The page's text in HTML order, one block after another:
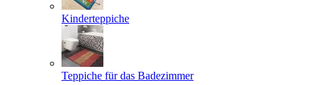
Kinderteppiche
Teppiche für das Badezimmer